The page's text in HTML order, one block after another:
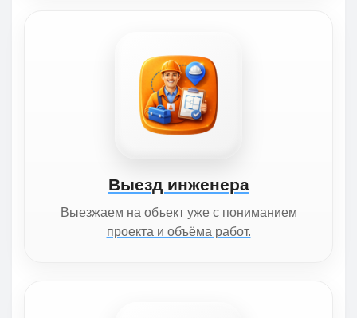
Выезд инженера
Выезжаем на объект уже с пониманием
проекта и объёма работ.